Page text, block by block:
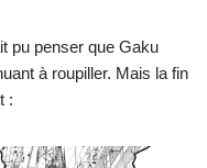
pu penser que Gaku
à roupiller. Mais la fin
: